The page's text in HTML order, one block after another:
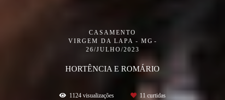
CASAMENTO
VIRGEM DA LAPA - MG
26/JULHO/2023
HORTÊNCIA E ROMÁRIO
1124 visualizações 11 curtidas